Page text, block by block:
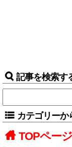
記事を検索す
カテゴリーか
TOPページ